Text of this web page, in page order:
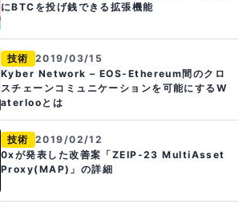
にBTCを投げ銭できる拡張機能
技術
2019/03/15
Kyber Network – EOS-Ethereum間のクロ
スチェーンコミュニケーションを可能にするW
aterlooとは
技術
2019/02/12
0xが発表した改善案「ZEIP-23 MultiAsset
Proxy(MAP)」の詳細